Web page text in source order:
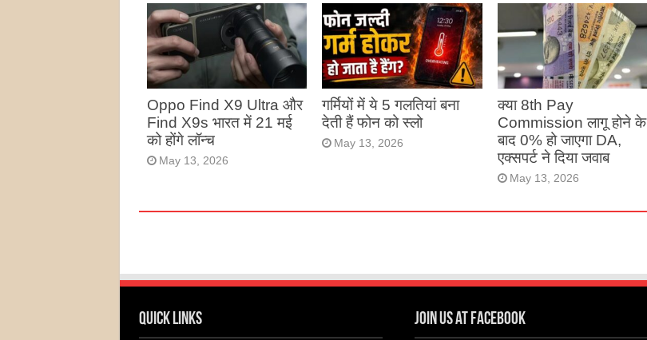
May 13, 2026
Oppo Find X9 Ultra और
Find X9s भारत में 21 मई
को होंगे लॉन्च
May 13, 2026
गर्मियों में ये 5 गलतियां बना
देती हैं फोन को स्लो
May 13, 2026
क्या 8th Pay
Commission लागू होने के
बाद 0% हो जाएगा DA,
एक्सपर्ट ने दिया जवाब
May 13, 2026
Quick Links Join us at Facebook